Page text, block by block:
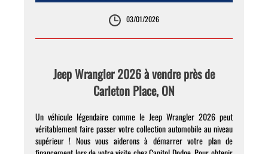
03/01/2026
Jeep Wrangler 2026 à vendre près de
Carleton Place, ON
Un véhicule légendaire comme le Jeep Wrangler 2026 peut
véritablement faire passer votre collection automobile au niveau
supérieur ! Nous vous aiderons à démarrer votre plan de